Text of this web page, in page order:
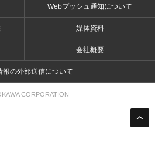
Webプッシュ通知について
媒体資料
会社概要
報の外部送信について
CORPORATION